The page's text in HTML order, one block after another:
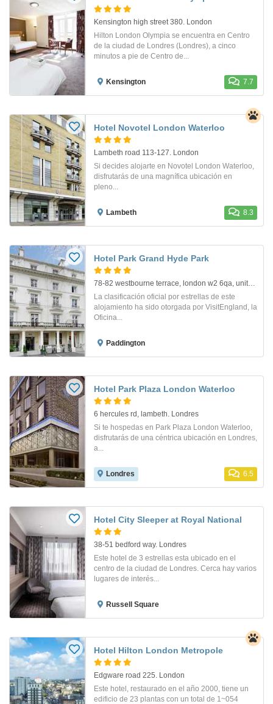
Kensington high street 380. London
Hilton London Olympia se encuentra en Centro
de la ciudad de Londres (Londres), a cinco
minutos a pie de Centro de...
Kensington 7.7
Hotel Novotel London Waterloo
Lambeth road 113-127. London
Si decides alojarte en Novotel London Waterloo,
disfrutarás de una magnífica ubicación en
pleno...
Lambeth 8.3
Hotel Park Grand Hyde Park
La clasificación oficial por estrellas de este
alojamiento ha sido otorgada por VisitEngland, la
Oficina...
Paddington
Hotel Park Plaza London Waterloo
6 hercules rd, lambeth. Londres
Si te hospedas en Park Plaza London Waterloo,
disfrutarás de una céntrica ubicación en Londres,
a...
Londres 6.5
Hotel City Sleeper at Royal National
38-51 bedford way. Londres
Este hotel de 3 estrellas esta ubicado en el
centro de la ciudad de Londres. Cerca hay varios
lugares de interés...
Russell Square
Hotel Hilton London Metropole
Edgware road 225. London
Este hotel, restaurado en el año 2000, tiene un
edificio de 23 plantas con un total de 1~054